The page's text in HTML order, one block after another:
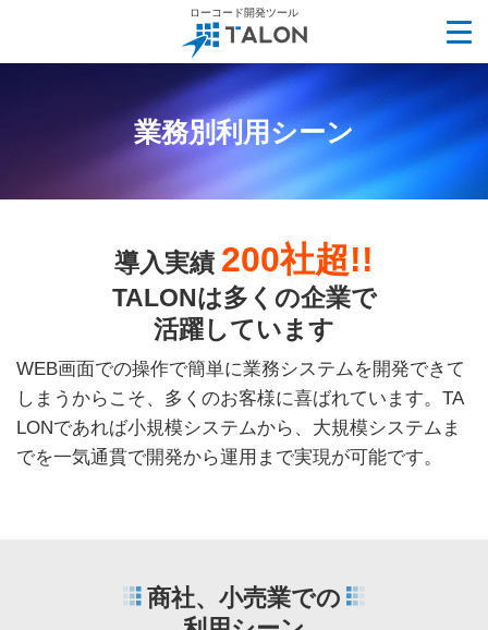
ローコード開発ツール
業務別利用シーン
導入実績 200社超!!
TALONは多くの企業で
活躍しています
WEB画面での操作で簡単に業務システムを開発できて
しまうからこそ、 多くのお客様に喜ばれています。 TA
LONであれば小規模システムから、大規模システムま
でを一気通貫で開発から運用まで実現が可能です。
商社、小売業での